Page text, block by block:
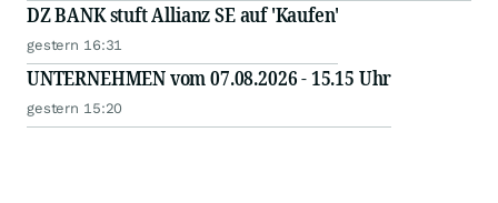
DZ BANK stuft Allianz SE auf 'Kaufen'
gestern 16:31
UNTERNEHMEN vom 07.08.2026 - 15.15 Uhr
gestern 15:20